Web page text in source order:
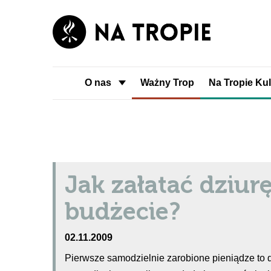
O nas Ważny Trop Na Tropie
Jak załatać
budżecie?
02.11.2009
Pierwsze samodzielnie zarobione pieniądze to